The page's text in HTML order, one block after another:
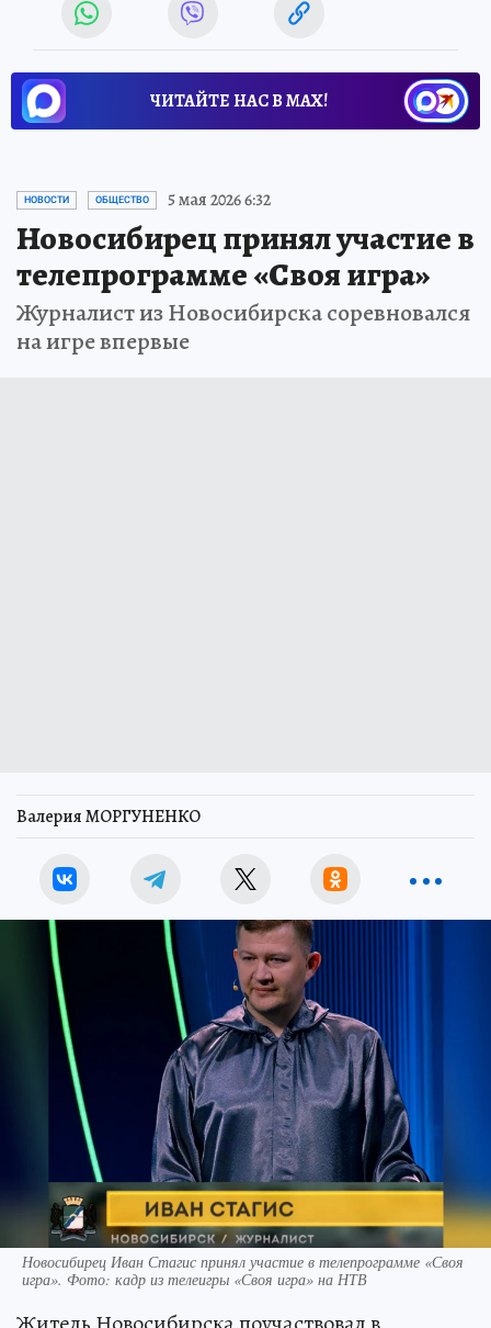
ЧИТАЙТЕ НАС В МАХ!
НОВОСТИ ОБЩЕСТВО 5 мая 2026 6:32
Новосибирец принял участие в
телепрограмме «Своя игра»
Журналист из Новосибирска соревновался
на игре впервые
Валерия МОРГУНЕНКО
Новосибирец Иван Стагис принял участие в телепрограмме «Своя
игра». Фото: кадр из телеигры «Своя игра» на НТВ